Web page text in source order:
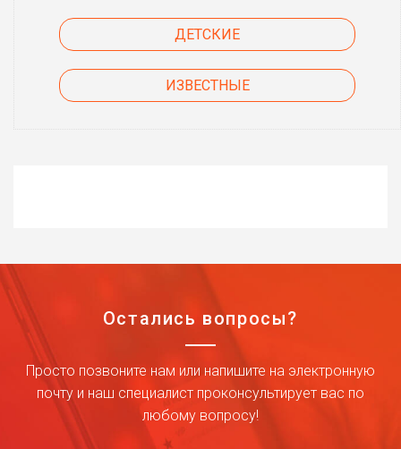
ДЕТСКИЕ
ИЗВЕСТНЫЕ
Остались вопросы?
Просто позвоните нам или напишите на электронную
почту и наш специалист проконсультирует вас по
любому вопросу!